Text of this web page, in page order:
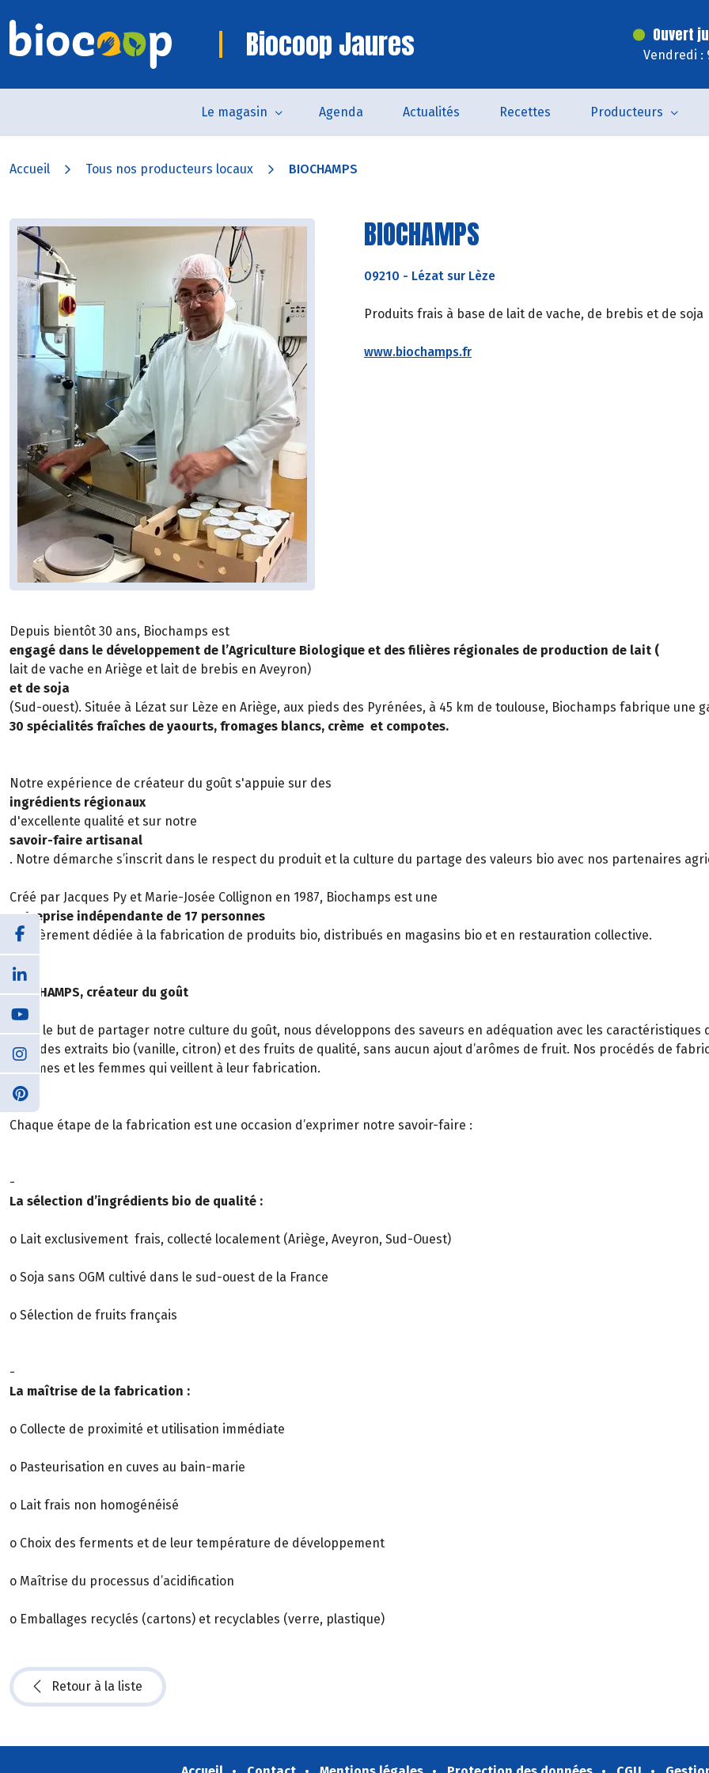
Biocoop Jaures Ouvert
Vendredi :
Le magasin Agenda Actualités Recettes Producteurs
Accueil Tous nos producteurs locaux BIOCHAMPS
BIOCHAMPS
09210 - Lézat sur Lèze
Produits frais à base de lait de vache, de brebis et de soja
www.biochamps.fr
Depuis bientôt 30 ans, Biochamps est
engagé dans le développement de l’Agriculture Biologique et des filières régionales de production de lait (
lait de vache en Ariège et lait de brebis en Aveyron)
et de soja
(Sud-ouest). Située à Lézat sur Lèze en Ariège, aux pieds des Pyrénées, à 45 km de toulouse, Biochamps fabrique une
30 spécialités fraîches de yaourts, fromages blancs, crème et compotes.
Notre expérience de créateur du goût s'appuie sur des
ingrédients régionaux
d'excellente qualité et sur notre
savoir-faire artisanal
. Notre démarche s’inscrit dans le respect du produit et la culture du partage des valeurs bio avec nos partenaires
Créé par Jacques Py et Marie-Josée Collignon en 1987, Biochamps est une
entreprise indépendante de 17 personnes
, entièrement dédiée à la fabrication de produits bio, distribués en magasins bio et en restauration collective.
BIOCHAMPS, créateur du goût
Dans le but de partager notre culture du goût, nous développons des saveurs en adéquation avec les
avec des extraits bio (vanille, citron) et des fruits de qualité, sans aucun ajout d’arômes de fruit. Nos procédés de
hommes et les femmes qui veillent à leur fabrication.
Chaque étape de la fabrication est une occasion d’exprimer notre savoir-faire :
-
La sélection d’ingrédients bio de qualité :
o Lait exclusivement frais, collecté localement (Ariège, Aveyron, Sud-Ouest)
o Soja sans OGM cultivé dans le sud-ouest de la France
o Sélection de fruits français
-
La maîtrise de la fabrication :
o Collecte de proximité et utilisation immédiate
o Pasteurisation en cuves au bain-marie
o Lait frais non homogénéisé
o Choix des ferments et de leur température de développement
o Maîtrise du processus d’acidification
o Emballages recyclés (cartons) et recyclables (verre, plastique)
Retour à la liste